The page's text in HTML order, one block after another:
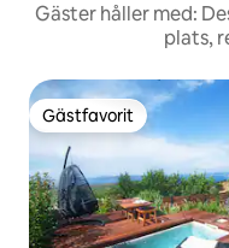
Gäster håller med:
plats,
Gästfavorit
Gästfavorit